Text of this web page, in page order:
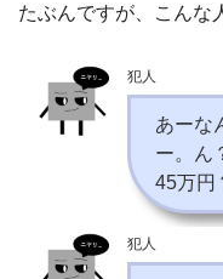
たぶんですが、こんな
犯人
あーな
ー。ん
45万円
犯人